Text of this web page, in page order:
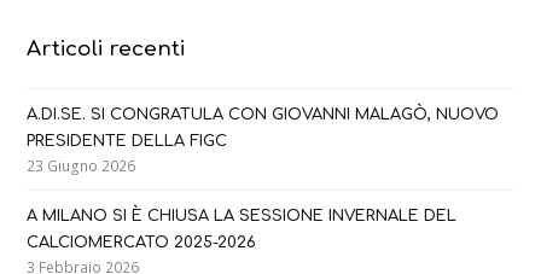
Articoli recenti
A.DI.SE. SI CONGRATULA CON GIOVANNI MALAGÒ, NUOVO
PRESIDENTE DELLA FIGC
23 Giugno 2026
A MILANO SI È CHIUSA LA SESSIONE INVERNALE DEL
CALCIOMERCATO 2025-2026
3 Febbraio 2026